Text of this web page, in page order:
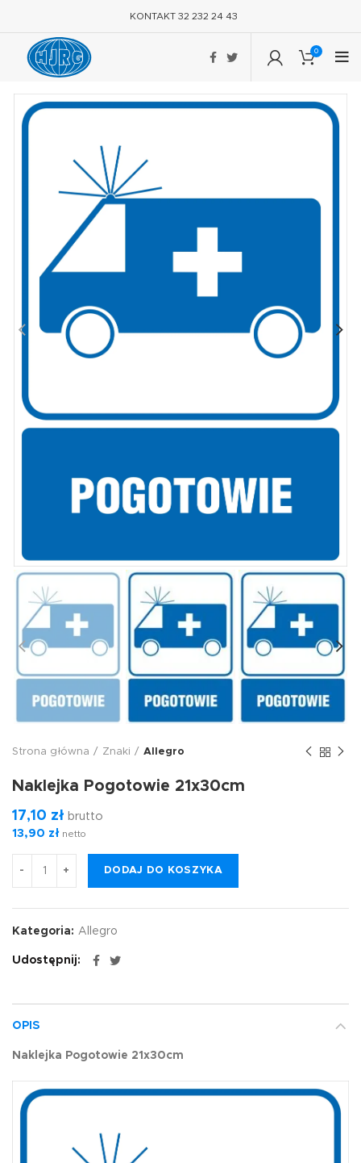
KONTAKT 32 232 24 43
0
Strona główna Znaki Allegro
Naklejka Pogotowie 21x30cm
17,10 zł brutto
13,90 zł netto
DODAJ DO KOSZYKA
Kategoria: Allegro
Udostępnij
OPIS
Naklejka Pogotowie 21x30cm